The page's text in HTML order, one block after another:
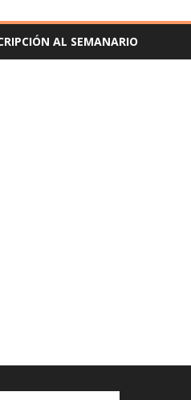
AL SEMANARIO